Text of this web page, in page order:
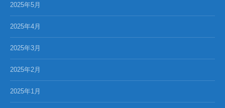
2025年5月
2025年4月
2025年3月
2025年2月
2025年1月